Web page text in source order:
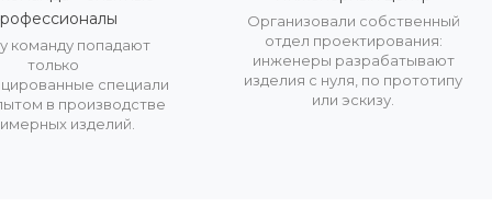
команду попадают
только
специали
в производстве
изделий.
Организовали собственный
отдел проектирования:
инженеры разрабатывают
изделия с нуля, по прототипу
или эскизу.